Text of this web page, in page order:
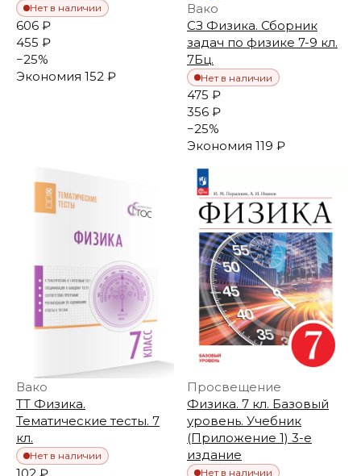
Нет в наличии
606 ₽
455 ₽
−25%
Экономия 152 ₽
Вако
СЗ Физика. Сборник
задач по физике 7-9 кл.
7Бц.
Нет в наличии
475 ₽
356 ₽
−25%
Экономия 119 ₽
Вако
ТТ Физика.
Тематические тесты. 7
кл.
Нет в наличии
102 ₽
Просвещение
Физика. 7 кл. Базовый
уровень. Учебник
(Приложение 1) 3-е
издание
Нет в наличии